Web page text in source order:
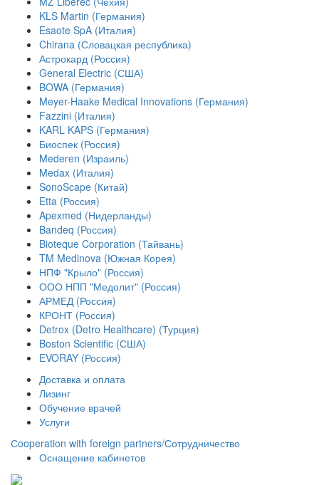
KLS Martin (Германия)
Esaote SpA (Италия)
Chirana (Словацкая республика)
Астрокард (Россия)
General Electric (США)
BOWA (Германия)
Meyer-Haake Medical Innovations (Германия)
Fazzini (Италия)
KARL KAPS (Германия)
Биоспек (Россия)
Mederen (Израиль)
Medax (Италия)
SonoScape (Китай)
Etta (Россия)
Apexmed (Нидерланды)
Bandeq (Россия)
Bioteque Corporation (Тайвань)
TM Medinova (Южная Корея)
НПФ "Крыло" (Россия)
ООО НПП "Медолит" (Россия)
АРМЕД (Россия)
КРОНТ (Россия)
Detrox (Detro Healthcare) (Турция)
Boston Scientific (США)
EVORAY (Россия)
Доставка и оплата
Лизинг
Обучение врачей
Услуги
Сooperation with foreign partners/Сотрудничество
Оснащение кабинетов